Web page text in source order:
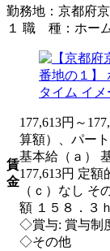
勤務地： 京都府
１ 職 種： ホー
賃
金
177,613円～
算額）、パー
基本給（ａ）
177,613円 定
（ｃ）なし
額 １５８．３
◇賞与: 賞与制
◇その他